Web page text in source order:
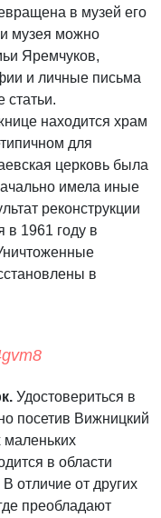
в музей его
музея можно
Яремчуков,
и личные письма
статьи.
находится храм
для
церковь была
имела иные
реконструкции
в 1961 году в
в
Удостовериться в
посетив Вижницкий
в области
отличие от других
преобладают